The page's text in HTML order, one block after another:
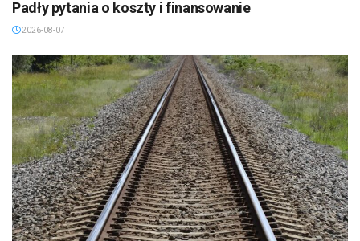
Padły pytania o koszty i finansowanie
2026-08-07